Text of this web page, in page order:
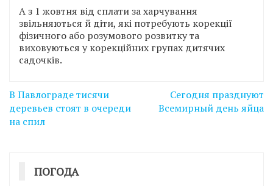
А з 1 жовтня від сплати за харчування
звільняються й діти, які потребують корекції
фізичного або розумового розвитку та
виховуються у корекційних групах дитячих
садочків.
Навігація
записів
В Павлограде тисячи
деревьев стоят в очереди
на спил
Сегодня празднуют
Всемирный день яйца
ПОГОДА